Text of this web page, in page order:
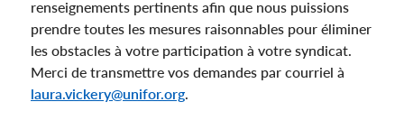
renseignements pertinents afin que nous puissions
prendre toutes les mesures raisonnables pour éliminer
les obstacles à votre participation à votre syndicat.
Merci de transmettre vos demandes par courriel à
laura.vickery@unifor.org